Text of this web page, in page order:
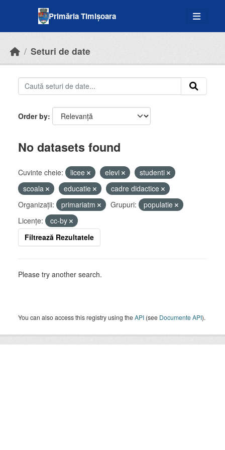
Primăria Timișoara
Seturi de date
Order by
No datasets found
Cuvinte cheie: licee elevi
studenti
scoala
educatie
cadre didactice
Organizații:
primariatm Grupuri:
populatie
Licenţe:
cc-by
Filtrează Rezultatele
Please try another search.
You can also access this registry using theAPI (see Documente API).